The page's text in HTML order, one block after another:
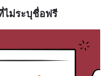
ม่ระบุชื่อฟรี